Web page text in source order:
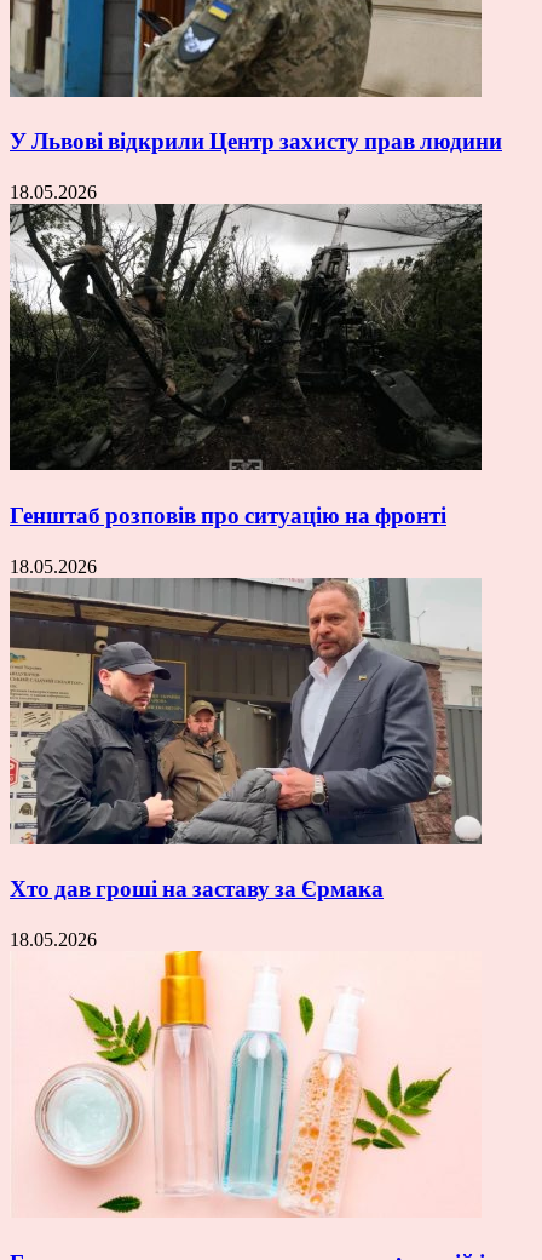
У Львові відкрили Центр захисту прав людини
18.05.2026
Генштаб розповів про ситуацію на фронті
18.05.2026
Хто дав гроші на заставу за Єрмака
18.05.2026